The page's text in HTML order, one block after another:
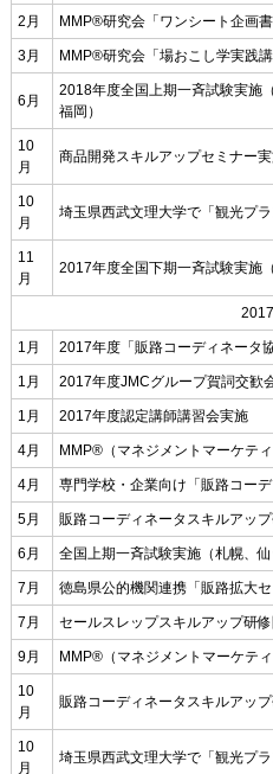
2月 MMP®研究会「ワンシート企画
3月 MMP®研究会「場おこし学実践
6月
2018年度全国上期一斉試験実施
福岡）
10
月
商品開発スキルアップセミナー実
10
月
埼玉県西武文理大学で「観光プ
11
月
2017年度全国下期一斉試験実施
1月 2017年度「販路コーディネータ
1月 2017年度JMCグループ賀詞交歓
1月 2017年度認定講師講習会実施
4月 MMP®（マネジメントマーケテ
4月 専門学校・企業向け「販路コー
5月 販路コーディネータスキルアッ
6月 全国上期一斉試験実施（札幌、
7月 徳島県公的機関連携「販路拡大
7月 セールスレップスキルアップ研
9月 MMP®（マネジメントマーケテ
10
月
販路コーディネータスキルアッ
10
月
埼玉県西武文理大学で「観光プ